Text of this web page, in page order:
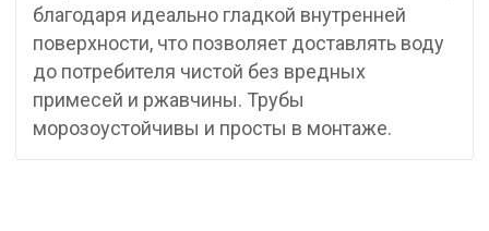
благодаря идеально гладкой внутренней
поверхности, что позволяет доставлять воду
до потребителя чистой без вредных
примесей и ржавчины. Трубы
морозоустойчивы и просты в монтаже.